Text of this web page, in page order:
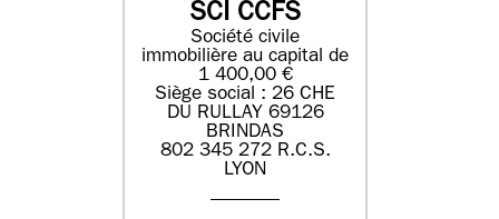
SCI CCFS
Société civile
immobilière au capital de
1 400,00 €
Siège social : 26 CHE
DU RULLAY 69126
BRINDAS
802 345 272 R.C.S.
LYON